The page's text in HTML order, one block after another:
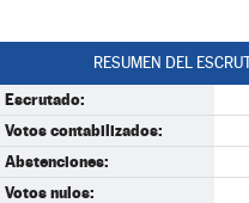
RESUMEN DEL
Escrutado:
Votos contabilizados:
Abstenciones:
Votos nulos: